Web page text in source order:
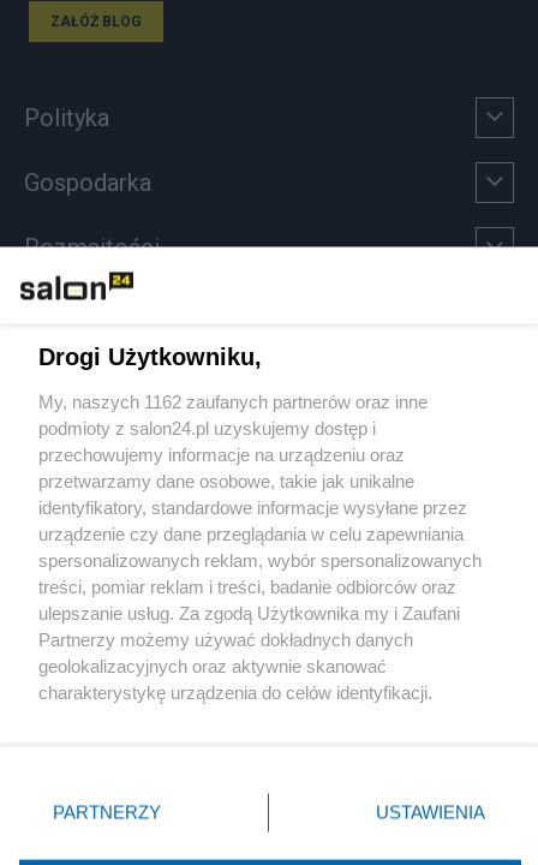
ZAŁÓŻ BLOG
Polityka
Gospodarka
Rozmaitości
Sport
Społeczeństwo
Kultura
X Facebook Instagram Youtube
Drogi Użytkowniku,
My, naszych 1162 zaufanych partnerów oraz inne
podmioty z salon24.pl uzyskujemy dostęp i
przechowujemy informacje na urządzeniu oraz
przetwarzamy dane osobowe, takie jak unikalne
identyfikatory, standardowe informacje wysyłane przez
urządzenie czy dane przeglądania w celu zapewniania
spersonalizowanych reklam, wybór spersonalizowanych
treści, pomiar reklam i treści, badanie odbiorców oraz
ulepszanie usług. Za zgodą Użytkownika my i Zaufani
Partnerzy możemy używać dokładnych danych
geolokalizacyjnych oraz aktywnie skanować
charakterystykę urządzenia do celów identyfikacji.
zmienić/wycofać klikając przycisk ustawień prywatności
znajdujący się w lewym dolnym rogu strony
rodzaje przetwarzania danych nie wymagają zgody
PARTNERZY USTAWIENIA